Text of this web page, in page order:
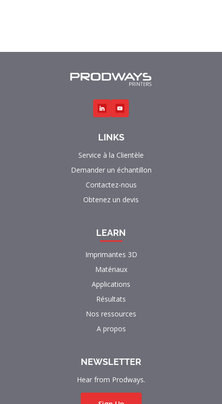
LINKS
Service à la Clientèle
Demander un échantillon
Contactez-nous
Obtenez un devis
LEARN
Imprimantes 3D
Matériaux
Applications
Résultats
Nos ressources
A propos
NEWSLETTER
Hear from Prodways.